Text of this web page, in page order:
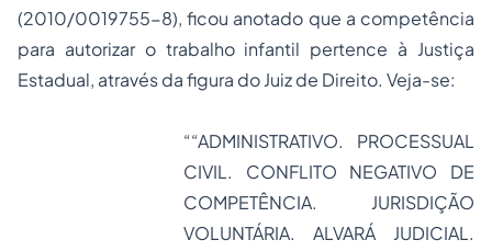
(2010/0019755-8), ficou anotado que a competência
para autorizar o trabalho infantil pertence à Justiça
Estadual, através da figura do Juiz de Direito. Veja-se:
““ADMINISTRATIVO. PROCESSUAL
CIVIL. CONFLITO NEGATIVO DE
COMPETÊNCIA. JURISDIÇÃO
VOLUNTÁRIA. ALVARÁ JUDICIAL.